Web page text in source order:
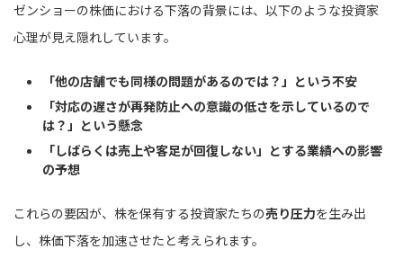
ゼンショーの株価における下落の背景には、以下のような投資家
心理が見え隠れしています。
「他の店舗でも同様の問題があるのでは？」という不安
「対応の遅さが再発防止への意識の低さを示しているので
は？」という懸念
「しばらくは売上や客足が回復しない」とする業績への影響
の予想
これらの要因が、株を保有する投資家たちの売り圧力を生み出
し、株価下落を加速させたと考えられます。